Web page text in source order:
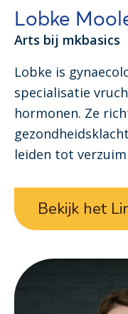
Lobke
Arts bij mkbasics
Lobke is
specialisatie
hormonen. Ze
leiden tot
Bekijk het